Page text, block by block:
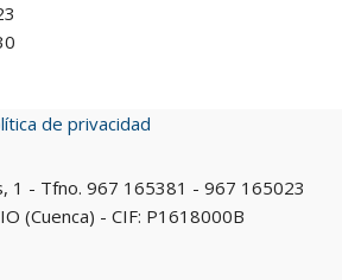
de privacidad
1 - Tfno. 967 165381 - 967 165023
(Cuenca) - CIF: P1618000B